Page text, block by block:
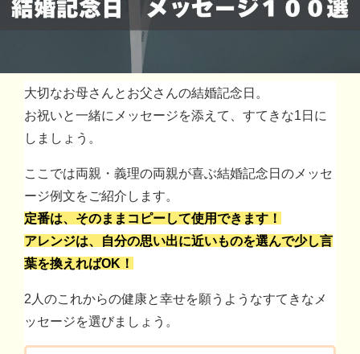
大切なお母さんとお父さんの結婚記念日。
お祝いと一緒にメッセージを添えて、すてきな1日に
しましょう。
ここでは両親・義理の両親が喜ぶ結婚記念日のメッセ
ージ例文をご紹介します。
定番は、そのままコピーして使用できます！
アレンジは、自分の思い出に近いものを選んで少し言
葉を換えればOK！
2人のこれからの健康と幸せを願うようなすてきなメ
ッセージを選びましょう。